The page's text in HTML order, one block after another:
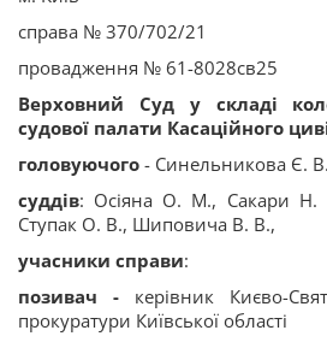
справа № 370/702/21
провадження № 61-8028св25
Верховний Суд у складі
судової палати Касаційного
головуючого - Синельникова Є.
суддів: Осіяна О. М., Сакари Н.
Ступак О. В., Шиповича В. В.,
учасники справи:
позивач - керівник Києво-
прокуратури Київської області